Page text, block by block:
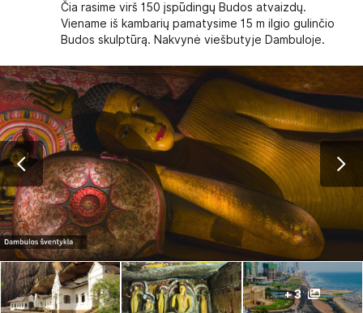
Čia rasime virš 150 įspūdingų Budos atvaizdų.
Viename iš kambarių pamatysime 15 m ilgio gulinčio
Budos skulptūrą. Nakvynė viešbutyje Dambuloje.
+ 3